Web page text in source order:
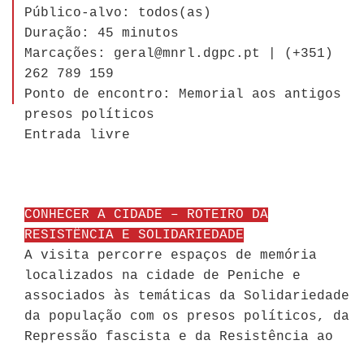
Público-alvo: todos(as)
Duração: 45 minutos
Marcações: geral@mnrl.dgpc.pt | (+351)
262 789 159
Ponto de encontro: Memorial aos antigos
presos políticos
Entrada livre
CONHECER A CIDADE – ROTEIRO DA
RESISTÊNCIA E SOLIDARIEDADE
A visita percorre espaços de memória
localizados na cidade de Peniche e
associados às temáticas da Solidariedade
da população com os presos políticos, da
Repressão fascista e da Resistência ao